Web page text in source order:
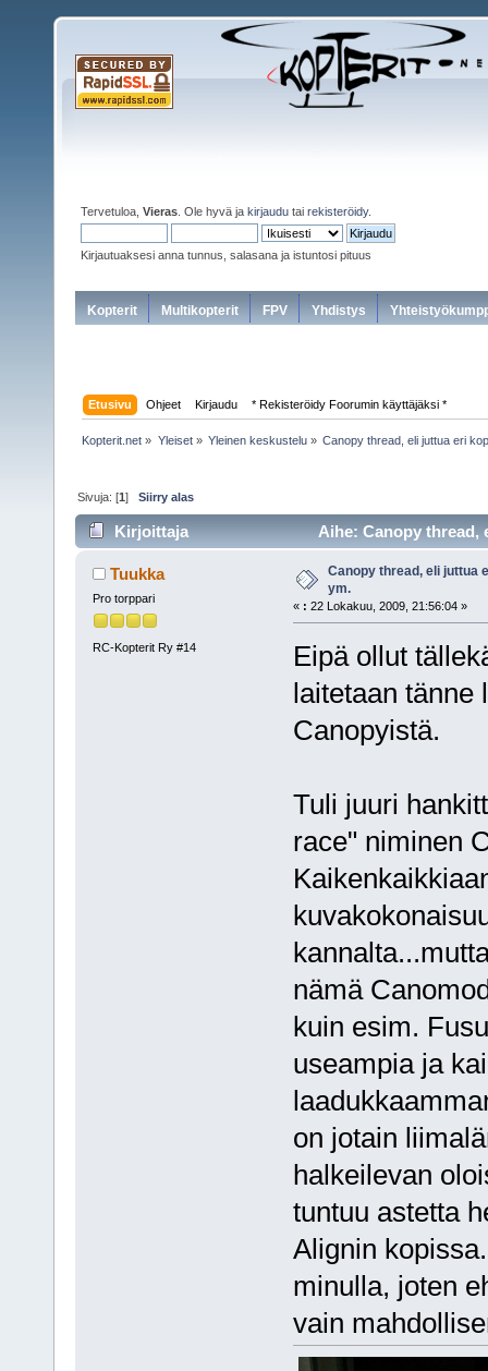
Tervetuloa, Vieras . Ole hyvä ja kirjaudu tai rekisteröidy.
Kirjautuaksesi anna tunnus, salasana ja istuntosi pituus
Kopterit Multikopterit FPV Yhdistys
Etusivu Ohjeet Kirjaudu * Rekisteröidy Foorumin käyttäjäksi *
Kopterit.net » Yleiset» Yleinen keskustelu» Canopy thread, eli juttua eri
Sivuja: [1]Siirry alas
Kirjoittaja Aihe: Canopy thread,
Tuukka
Pro torppari
RC-Kopterit Ry #14
Canopy thread, eli juttua
ym.
« : 22 Lokakuu, 2009, 21:56:04 »
Eipä ollut
laitetaan tänne
Canopyistä.
Tuli juuri
race" niminen
nämä
kuin esim.
useampia ja
on jotain
halkeilevan
tuntuu astetta
Alignin
minulla, joten
vain